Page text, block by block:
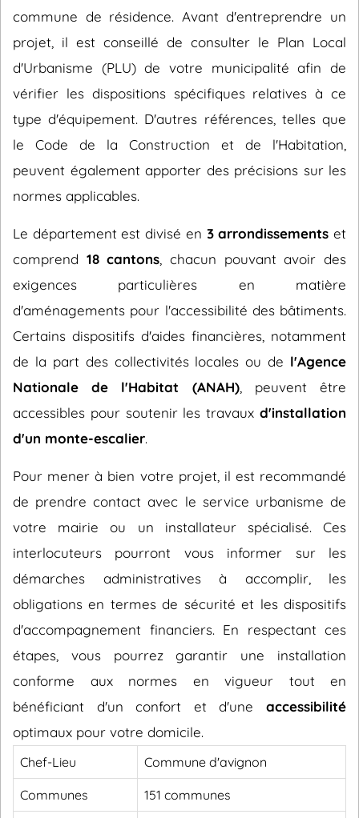
commune de résidence. Avant d'entreprendre un
projet, il est conseillé de consulter le Plan Local
d'Urbanisme (PLU) de votre municipalité afin de
vérifier les dispositions spécifiques relatives à ce
type d'équipement. D'autres références, telles que
le Code de la Construction et de l'Habitation,
peuvent également apporter des précisions sur les
normes applicables.
Le département est divisé en 3 arrondissements et
comprend 18 cantons , chacun pouvant avoir des
exigences particulières en matière
d'aménagements pour l'accessibilité des bâtiments.
Certains dispositifs d'aides financières, notamment
de la part des collectivités locales ou de l'Agence
Nationale de l'Habitat (ANAH), peuvent être
accessibles pour soutenir les travaux d'installation
d'un monte-escalier.
Pour mener à bien votre projet, il est recommandé
de prendre contact avec le service urbanisme de
votre mairie ou un installateur spécialisé. Ces
interlocuteurs pourront vous informer sur les
démarches administratives à accomplir, les
obligations en termes de sécurité et les dispositifs
d'accompagnement financiers. En respectant ces
étapes, vous pourrez garantir une installation
conforme aux normes en vigueur tout en
bénéficiant d'un confort et d'une accessibilité
optimaux pour votre domicile.
Chef-Lieu Commune d'avignon
Communes 151 communes